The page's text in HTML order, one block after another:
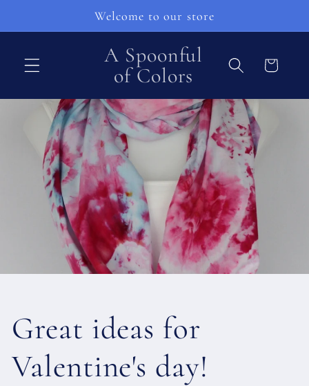
au
Welcome to our store
A Spoonful
of Colors
Panier
Great ideas for
Valentine's day!